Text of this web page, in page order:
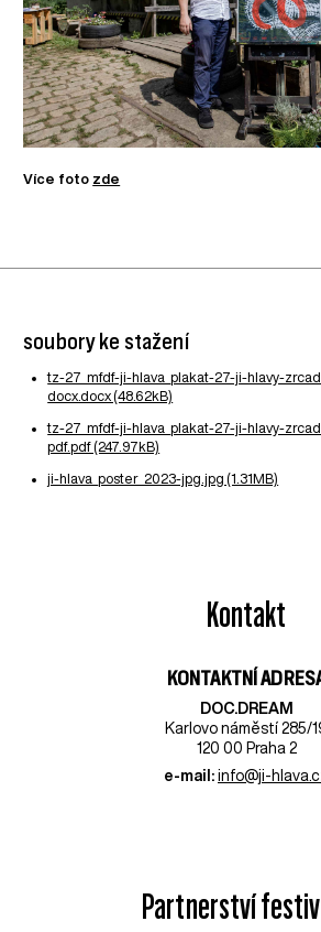
Více foto zde
soubory ke stažení
tz-27_mfdf-ji-hlava_plakat-27-ji-hlavy-
docx.docx (48.62kB)
tz-27_mfdf-ji-hlava_plakat-27-ji-hlavy-
pdf.pdf (247.97kB)
ji-hlava_poster_2023-jpg.jpg (1.31MB)
Kontakt
KONTAKTNÍ
DOC.DREAM​
Karlovo náměstí 285/
120 00 Praha 2
e-mail: info@ji-
Partnerství